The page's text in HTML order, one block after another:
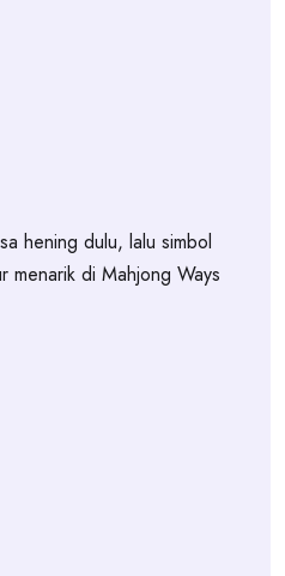
hening dulu, lalu simbol
menarik di Mahjong Ways